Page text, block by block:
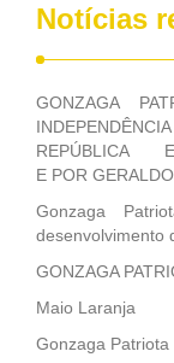
Notícias
GONZAGA
E POR
Gonzaga
desenvolvimento
GONZAGA
Maio Laranja
Gonzaga Patriota